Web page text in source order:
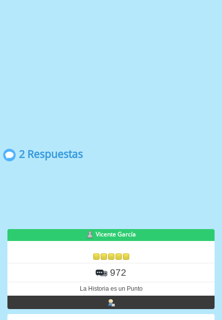
2 Respuestas
Vicente García
972
La Historia es un Punto